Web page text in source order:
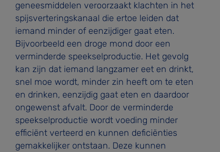
geneesmiddelen veroorzaakt klachten in het
spijsverteringskanaal die ertoe leiden dat
iemand minder of eenzijdiger gaat eten.
Bijvoorbeeld een droge mond door een
verminderde speekselproductie. Het gevolg
kan zijn dat iemand langzamer eet en drinkt,
snel moe wordt, minder zin heeft om te eten
en drinken, eenzijdig gaat eten en daardoor
ongewenst afvalt. Door de verminderde
speekselproductie wordt voeding minder
efficiënt verteerd en kunnen deficiënties
gemakkelijker ontstaan. Deze kunnen